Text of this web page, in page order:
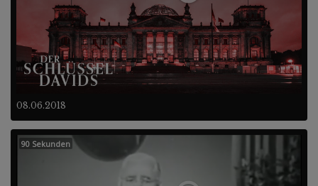
08.06.2018
90 Sekunden